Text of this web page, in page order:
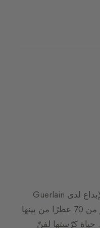
مؤسِّسة Delacourte Paris ومديرة الإبداع لدى Guerlain
طوال خمسة عشر عامًا، أبدعت أكثر من 70 عطرًا من بينها
Cuir Beluga وLa Petite Robe Noire. حياة كرّستها لفنّ